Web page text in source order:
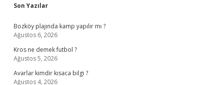
Sidebar
Son Yazılar
Bozköy plajında kamp yapılır mı ?
Ağustos 6, 2026
Kros ne demek futbol ?
Ağustos 5, 2026
Avarlar kimdir kısaca bilgi ?
Ağustos 4, 2026